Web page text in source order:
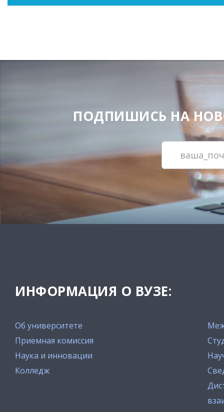
ПОДПИШИСЬ НА
ИНФОРМАЦИЯ О ВУЗЕ:
Об университете
Приемная комиссия
Наука и инновации
Колледж